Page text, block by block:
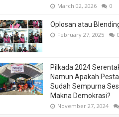
March 02, 2026 0
Oplosan atau
February 27, 2025 0
Pilkada 2024
Namun Apakah
Sudah Sempurna
Makna Demokrasi?
November 27, 2024